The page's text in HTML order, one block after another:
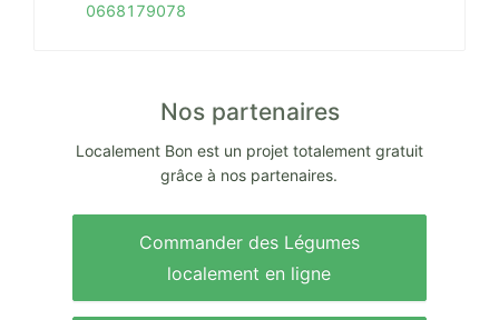
0668179078
Nos partenaires
Localement Bon est un projet totalement gratuit
grâce à nos partenaires.
Commander des Légumes
localement en ligne